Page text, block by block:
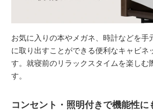
お気に入りの本やメガネ、時計などを手
に取り出すことができる便利なキャビネ
す。就寝前のリラックスタイムを楽しむ
す。
コンセント・照明付きで機能性に